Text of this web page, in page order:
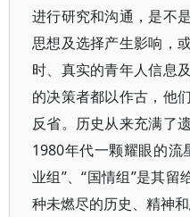
进行研究和沟通，是不
思想及选择产生影响，
时、真实的青年人信息
的决策者都以作古，他
反省。历史从来充满了
1980年代一颗耀眼的流
业组”、“国情组”是其留
种未燃尽的历史、精神和